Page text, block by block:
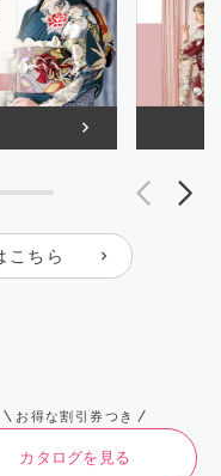
こちら
お得な割引券つき
カタログを見る